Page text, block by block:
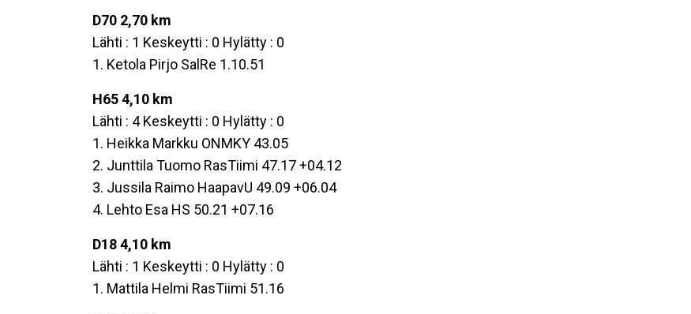
D70 2,70 km
Lähti : 1 Keskeytti : 0 Hylätty : 0
1. Ketola Pirjo SalRe 1.10.51
H65 4,10 km
Lähti : 4 Keskeytti : 0 Hylätty : 0
1. Heikka Markku ONMKY 43.05
2. Junttila Tuomo RasTiimi 47.17 +04.12
3. Jussila Raimo HaapavU 49.09 +06.04
4. Lehto Esa HS 50.21 +07.16
D18 4,10 km
Lähti : 1 Keskeytti : 0 Hylätty : 0
1. Mattila Helmi RasTiimi 51.16